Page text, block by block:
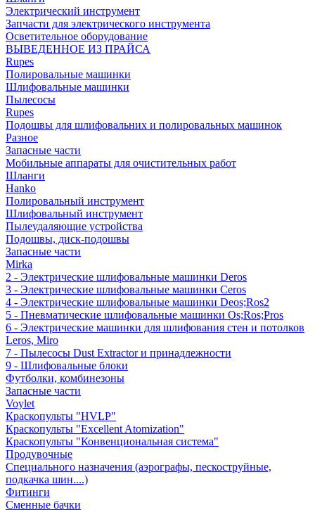
Электрический инструмент
Запчасти для электрического инструмента
Осветительное оборудование
ВЫВЕДЕННОЕ ИЗ ПРАЙСА
Rupes
Полировальные машинки
Шлифовальные машинки
Пылесосы
Rupes
Подошвы для шлифовальних и полировальных машинок
Разное
Запасные части
Мобильные аппараты для очистительных работ
Шланги
Hanko
Полировальный инструмент
Шлифовальный инструмент
Пылеудаляющие устройства
Подошвы, диск-подошвы
Запасные части
Mirka
2 - Электрические шлифовальные машинки Deros
3 - Электрические шлифовальные машинки Ceros
4 - Электрические шлифовальные машинки Deos;Ros2
5 - Пневматические шлифовальные машинки Os;Ros;Pros
6 - Электрические машинки для шлифования стен и потолков
Leros, Miro
7 - Пылесосы Dust Extractor и принадлежности
9 - Шлифовальные блоки
Футболки, комбинезоны
Запасные части
Voylet
Краскопульты "HVLP"
Краскопульты "Excellent Atomization"
Краскопульты "Конвенциональная система"
Продувочные
Специального назначения (аэрографы, пескоструйные,
подкачка шин....)
Фитинги
Сменные бачки